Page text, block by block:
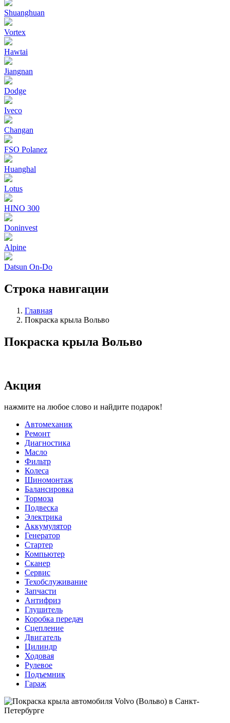
Shuanghuan
Vortex
Hawtai
Jiangnan
Dodge
Iveco
Changan
FSO Polanez
Huanghal
Lotus
HINO 300
Doninvest
Alpine
Datsun On-Do
Строка навигации
Главная
Покраска крыла Вольво
Покраска крыла Вольво
Акция
нажмите на любое слово и найдите подарок!
Автомеханик
Ремонт
Диагностика
Масло
Фильтр
Колеса
Шиномонтаж
Балансировка
Тормоза
Подвеска
Электрика
Аккумулятор
Генератор
Стартер
Компьютер
Сканер
Сервис
Техобслуживание
Запчасти
Антифриз
Глушитель
Коробка передач
Сцепление
Двигатель
Цилиндр
Ходовая
Рулевое
Подъемник
Гараж